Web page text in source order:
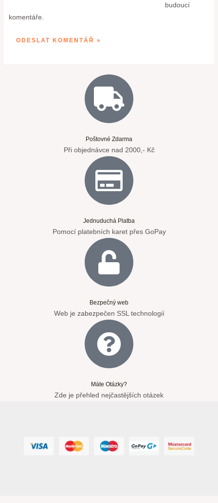
budoucí
komentáře.
Poštovné Zdarma
Při objednávce nad 2000,- Kč
Jednuduchá Platba
Pomocí platebních karet přes GoPay
Bezpečný web
Web je zabezpečen SSL technologií
Máte Otázky?
Zde je přehled nejčastějších otázek